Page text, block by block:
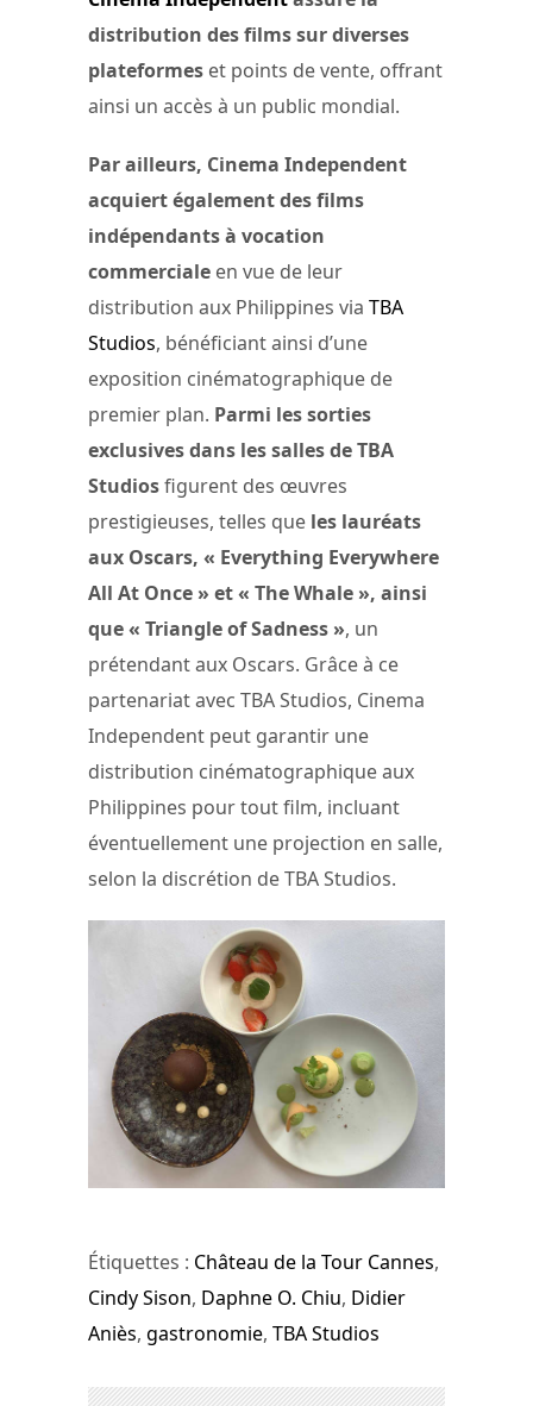
distribution des films sur diverses
plateformes et points de vente, offrant
ainsi un accès à un public mondial.
Par ailleurs, Cinema Independent
acquiert également des films
indépendants à vocation
commerciale en vue de leur
distribution aux Philippines via TBA
Studios, bénéficiant ainsi d’une
exposition cinématographique de
premier plan. Parmi les sorties
exclusives dans les salles de TBA
Studiosfigurent des œuvres
prestigieuses, telles que les lauréats
aux Oscars, « Everything Everywhere
All At Once » et « The Whale », ainsi
que « Triangle of Sadness », un
prétendant aux Oscars. Grâce à ce
partenariat avec TBA Studios, Cinema
Independent peut garantir une
distribution cinématographique aux
Philippines pour tout film, incluant
éventuellement une projection en salle,
selon la discrétion de TBA Studios.
Étiquettes : Château de la Tour Cannes,
Cindy Sison, Daphne O. Chiu, Didier
Aniès, gastronomie, TBA Studios